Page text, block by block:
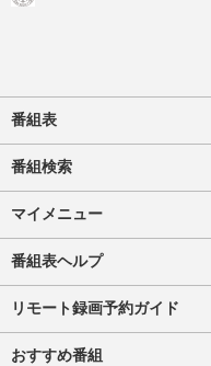
番組表
番組検索
マイメニュー
番組表ヘルプ
リモート録画予約ガイド
おすすめ番組